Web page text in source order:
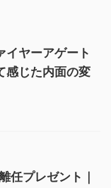
イヤーアゲート
感じた内面の変
任プレゼント｜